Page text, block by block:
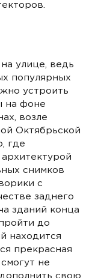
улице, ведь
популярных
устроить
на фоне
возле
Октябрьской
где
снимков
с
заднего
зданий конца
до
находится
прекрасная
не
свою